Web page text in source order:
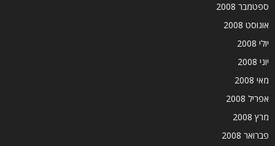
ספטמבר 2008
אוגוסט 2008
יולי 2008
יוני 2008
מאי 2008
אפריל 2008
מרץ 2008
פברואר 2008